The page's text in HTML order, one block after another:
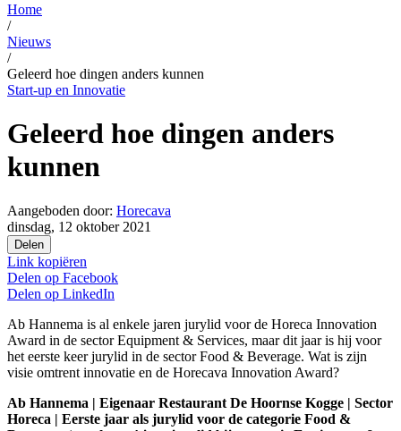
Home
/
Nieuws
/
Geleerd hoe dingen anders kunnen
Start-up en Innovatie
Geleerd hoe dingen anders
kunnen
Aangeboden door: Horecava
dinsdag, 12 oktober 2021
Delen
Link kopiëren
Delen op Facebook
Delen op LinkedIn
Ab Hannema is al enkele jaren jurylid voor de Horeca Innovation
Award in de sector Equipment & Services, maar dit jaar is hij voor
het eerste keer jurylid in de sector Food & Beverage. Wat is zijn
visie omtrent innovatie en de Horecava Innovation Award?
Ab Hannema | Eigenaar Restaurant De Hoornse Kogge | Sector
Horeca | Eerste jaar als jurylid voor de categorie Food &